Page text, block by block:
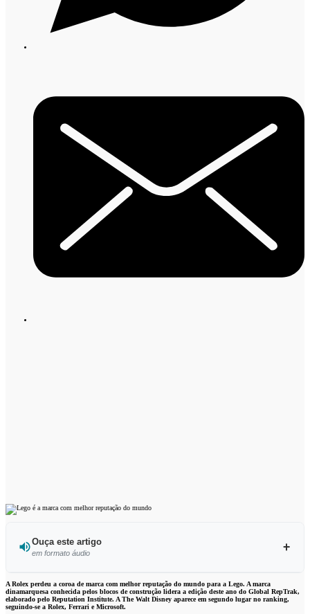
Ouça este artigo
em formato áudio
Ouvir este artigo
A Rolex perdeu a coroa de marca com melhor reputação do mundo para a Lego. A marca
dinamarquesa conhecida pelos blocos de construção lidera a edição deste ano do Global RepTrak,
elaborado pelo Reputation Institute. A The Walt Disney aparece em segundo lugar no ranking,
seguindo-se a Rolex, Ferrari e Microsoft.